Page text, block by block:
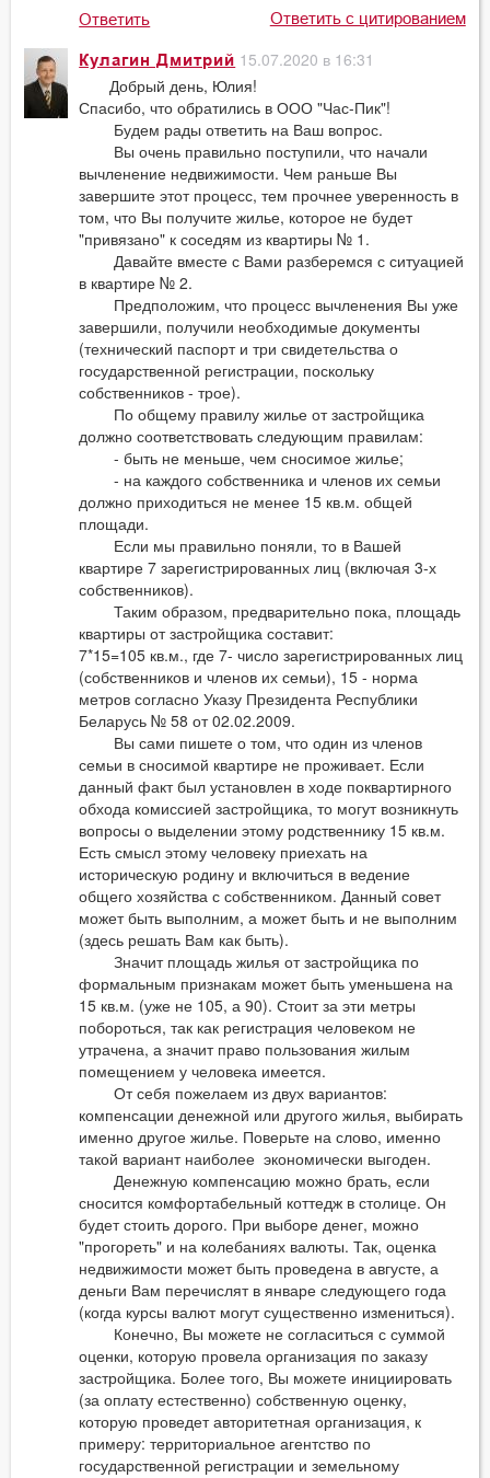
Ответить Ответить с цитированием
Кулагин Дмитрий 15.07.2020 в 16:31
Добрый день, Юлия!
Спасибо, что обратились в ООО "Час-Пик"!
Будем рады ответить на Ваш вопрос.
Вы очень правильно поступили, что начали
вычленение недвижимости. Чем раньше Вы
завершите этот процесс, тем прочнее уверенность в
том, что Вы получите жилье, которое не будет
"привязано" к соседям из квартиры № 1.
Давайте вместе с Вами разберемся с ситуацией
в квартире № 2.
Предположим, что процесс вычленения Вы уже
завершили, получили необходимые документы
(технический паспорт и три свидетельства о
государственной регистрации, поскольку
собственников - трое).
По общему правилу жилье от застройщика
должно соответствовать следующим правилам:
- быть не меньше, чем сносимое жилье;
- на каждого собственника и членов их семьи
должно приходиться не менее 15 кв.м. общей
площади.
Если мы правильно поняли, то в Вашей
квартире 7 зарегистрированных лиц (включая 3-х
собственников).
Таким образом, предварительно пока, площадь
квартиры от застройщика составит:
7*15=105 кв.м., где 7- число зарегистрированных лиц
(собственников и членов их семьи), 15 - норма
метров согласно Указу Президента Республики
Беларусь № 58 от 02.02.2009.
Вы сами пишете о том, что один из членов
семьи в сносимой квартире не проживает. Если
данный факт был установлен в ходе поквартирного
обхода комиссией застройщика, то могут возникнуть
вопросы о выделении этому родственнику 15 кв.м.
Есть смысл этому человеку приехать на
историческую родину и включиться в ведение
общего хозяйства с собственником. Данный совет
может быть выполним, а может быть и не выполним
(здесь решать Вам как быть).
Значит площадь жилья от застройщика по
формальным признакам может быть уменьшена на
15 кв.м. (уже не 105, а 90). Стоит за эти метры
побороться, так как регистрация человеком не
утрачена, а значит право пользования жилым
помещением у человека имеется.
От себя пожелаем из двух вариантов:
компенсации денежной или другого жилья, выбирать
именно другое жилье. Поверьте на слово, именно
такой вариант наиболее экономически выгоден.
Денежную компенсацию можно брать, если
сносится комфортабельный коттедж в столице. Он
будет стоить дорого. При выборе денег, можно
"прогореть" и на колебаниях валюты. Так, оценка
недвижимости может быть проведена в августе, а
деньги Вам перечислят в январе следующего года
(когда курсы валют могут существенно измениться).
Конечно, Вы можете не согласиться с суммой
оценки, которую провела организация по заказу
застройщика. Более того, Вы можете инициировать
(за оплату естественно) собственную оценку,
которую проведет авторитетная организация, к
примеру: территориальное агентство по
государственной регистрации и земельному